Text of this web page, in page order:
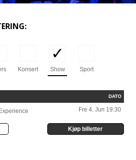
Konsert Show Sport
DATO
Fre 4. Jun 19:30
Kjøp billetter